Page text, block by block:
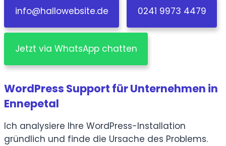
info@hallowebsite.de 0241 9973 4479
Jetzt via WhatsApp chatten
WordPress Support für Unternehmen in
Ennepetal
Ich analysiere Ihre WordPress-Installation
gründlich und finde die Ursache des Problems.